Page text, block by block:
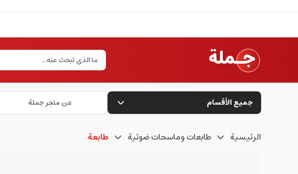
جميع الأقسام عن متجر جملة
الرئيسية طابعات وماسحات ضوئية طابعة